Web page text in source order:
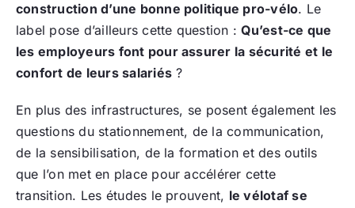
construction d’une bonne politique pro-vélo. Le
label pose d’ailleurs cette question :Qu’est-ce que
les employeurs font pour assurer la sécurité et le
confort de leurs salariés ?
En plus des infrastructures, se posent également les
questions du stationnement, de la communication,
de la sensibilisation, de la formation et des outils
que l’on met en place pour accélérer cette
transition. Les études le prouvent, le vélotaf se